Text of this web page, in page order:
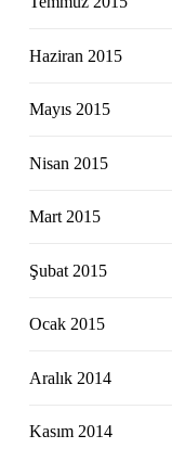
Haziran 2015
Mayıs 2015
Nisan 2015
Mart 2015
Şubat 2015
Ocak 2015
Aralık 2014
Kasım 2014